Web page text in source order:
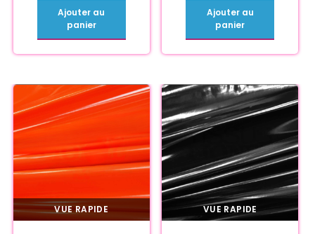
Ajouter au
panier
Ajouter au
panier
VUE RAPIDE VUE RAPIDE